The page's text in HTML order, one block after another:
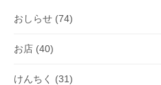
おしらせ (74)
お店 (40)
けんちく (31)